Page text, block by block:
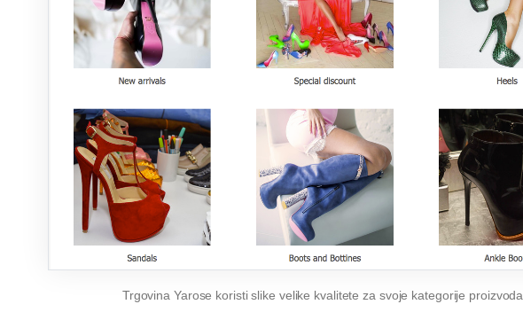
Trgovina Yarose koristi slike velike kvalitete za svoje kategorije